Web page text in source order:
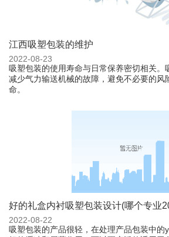
江西吸塑包装的维护
2022-08-23
吸塑包装的使用寿命与日常保养密切相关。
减少气力输送机械的故障，避免不必要的风
命。
好的礼盒内衬吸塑包装设计(哪个专业
2022-08-22
吸塑包装的产品很轻，在处理产品包装中的